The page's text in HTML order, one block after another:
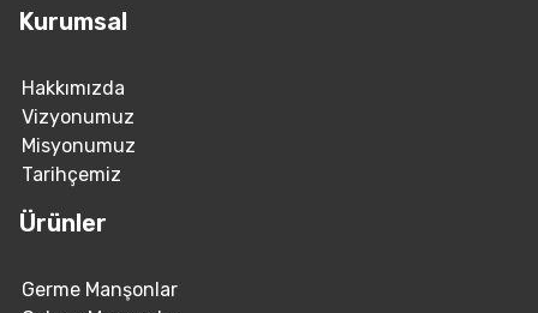
Kurumsal
Hakkımızda
Vizyonumuz
Misyonumuz
Tarihçemiz
Ürünler
Germe Manşonlar